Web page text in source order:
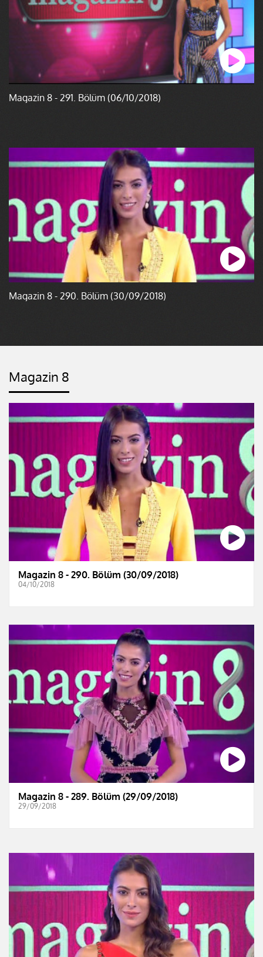
Magazin 8 - 291. Bölüm (06/10/2018)
Magazin 8 - 290. Bölüm (30/09/2018)
Magazin 8
Magazin 8 - 290. Bölüm (30/09/2018)
04/10/2018
Magazin 8 - 289. Bölüm (29/09/2018)
29/09/2018